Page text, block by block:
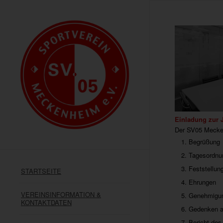
STARTSEITE
VEREINSINFORMATION &
KONTAKTDATEN
Einladung zur
Der SV05
Begrüßung
Ehrungen
Gedenken